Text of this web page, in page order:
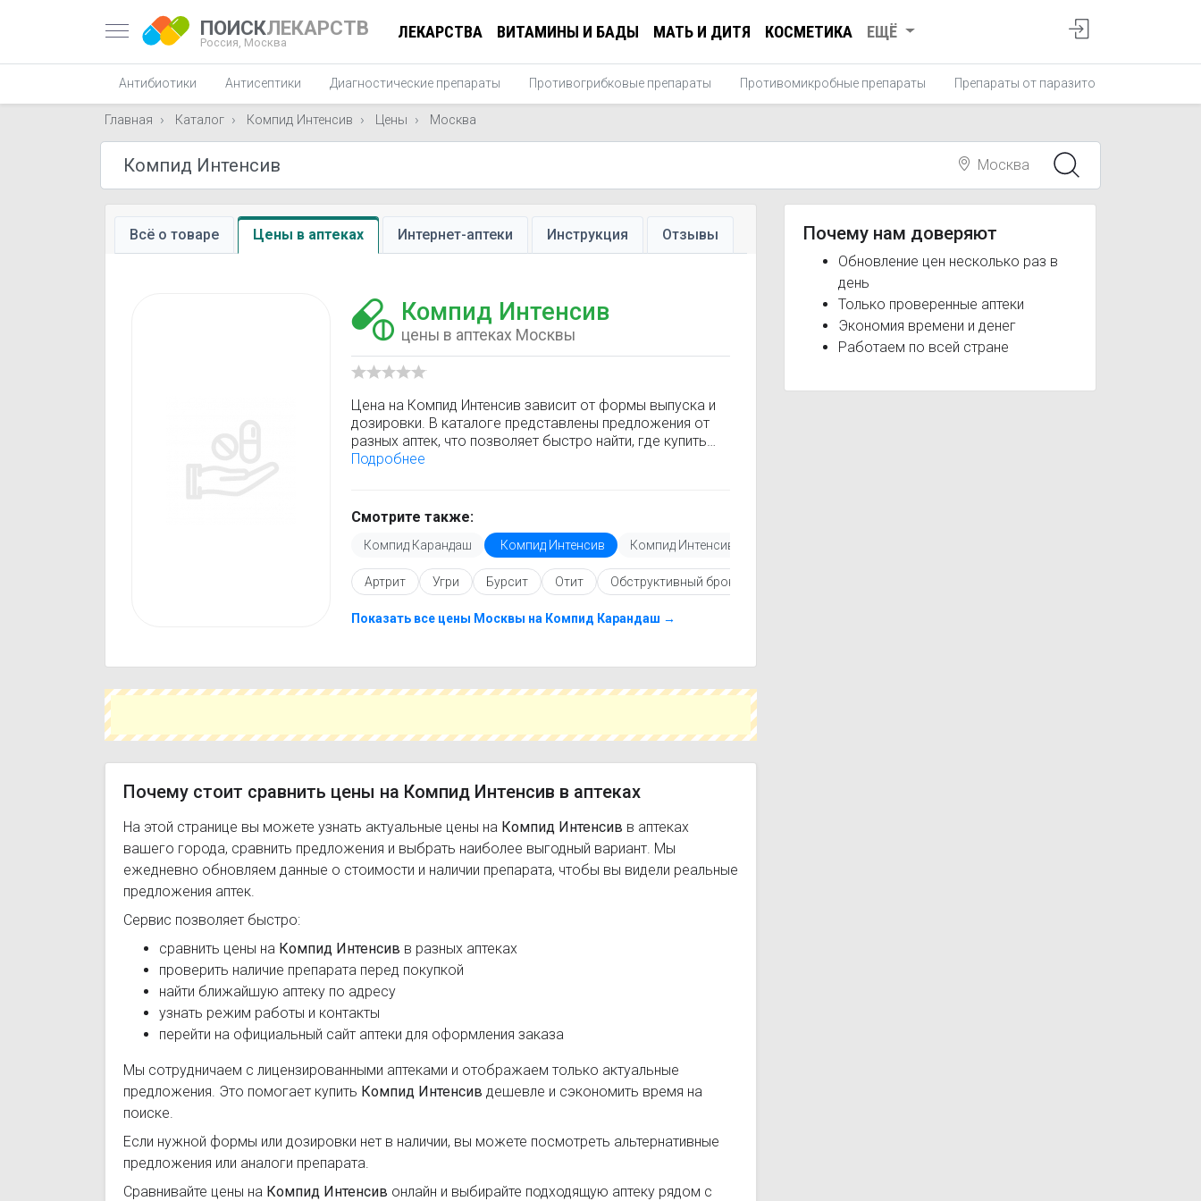
ПОИСКЛЕКАРСТВ
Россия, Москва
ЛЕКАРСТВА ВИТАМИНЫ И БАДЫ МАТЬ И ДИТЯ КОСМЕТИКА ЕЩЁ
Антибиотики Антисептики Диагностические препараты Противогрибковые препараты Противомикробные препараты Препараты от паразитов
Главная Каталог Компид Интенсив Цены Москва
Москва
Всё о товаре Цены в аптеках Интернет-аптеки Инструкция Отзывы
Компид Интенсив
цены в аптеках Москвы
Цена на Компид Интенсив зависит от формы выпуска и
дозировки. В каталоге представлены предложения от
разных аптек, что позволяет быстро найти, где купить
Компид Интенсив по минимальной цене. Информация о
Перед покупкой рекомендуется ознакомиться с
инструкцией по применению, показаниями и
противопоказаниями. При необходимости вы можете
подобрать аналоги Компид Интенсив с похожим
действующим веществом или более доступной ценой.
укажите свой город и сравните предложения. Это
Подробнее
Смотрите также:
Компид Карандаш Компид Интенсив Компид Интенсив крем
Артрит Угри Бурсит Отит Обструктивный бронхит
Показать все цены Москвы на Компид Карандаш →
Почему стоит сравнить цены на Компид Интенсив в аптеках
На этой странице вы можете узнать актуальные цены на Компид Интенсив в аптеках
вашего города, сравнить предложения и выбрать наиболее выгодный вариант. Мы
ежедневно обновляем данные о стоимости и наличии препарата, чтобы вы видели реальные
предложения аптек.
Сервис позволяет быстро:
сравнить цены на Компид Интенсив в разных аптеках
проверить наличие препарата перед покупкой
найти ближайшую аптеку по адресу
узнать режим работы и контакты
перейти на официальный сайт аптеки для оформления заказа
Мы сотрудничаем с лицензированными аптеками и отображаем только актуальные
предложения. Это помогает купить Компид Интенсив дешевле и сэкономить время на
поиске.
Если нужной формы или дозировки нет в наличии, вы можете посмотреть альтернативные
предложения или аналоги препарата.
Сравнивайте цены на Компид Интенсив онлайн и выбирайте подходящую аптеку рядом с
Почему нам доверяют
Обновление цен несколько раз в
день
Только проверенные аптеки
Экономия времени и денег
Работаем по всей стране